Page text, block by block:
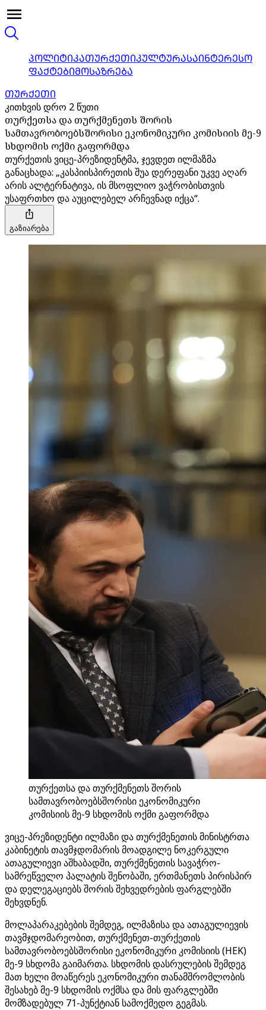
ᲞᲝᲚᲘᲢᲘᲙᲐᲗᲣᲠᲥᲔᲗᲘᲙᲣᲚᲢᲣᲠᲐᲡᲐᲘᲜᲢᲔᲠᲔᲡᲝ
ᲤᲐᲥᲢᲔᲑᲘᲛᲝᲡᲐᲖᲠᲔᲑᲐ
ᲗᲣᲠᲥᲔᲗᲘ
კითხვის დრო 2 წუთი
თურქეთსა და თურქმენეთს შორის
სამთავრობოებსშორისი ეკონომიკური კომისიის მე-9
სხდომის ოქმი გაფორმდა
თურქეთის ვიცე-პრეზიდენტმა, ჯევდეთ ილმაზმა
განაცხადა: „კასპიისპირეთის შუა დერეფანი უკვე აღარ
არის ალტერნატივა, ის მსოფლიო ვაჭრობისთვის
უსაფრთხო და აუცილებელ არჩევნად იქცა“.
გაზიარება
თურქეთსა და თურქმენეთს შორის
სამთავრობოებსშორისი ეკონომიკური
კომისიის მე-9 სხდომის ოქმი გაფორმდა
ვიცე-პრეზიდენტი ილმაზი და თურქმენეთის მინისტრთა
კაბინეტის თავმჯდომარის მოადგილე ნოკერგული
ათაგულიევი აშხაბადში, თურქმენეთის სავაჭრო-
სამრეწველო პალატის შენობაში, ერთმანეთს პირისპირ
და დელეგაციებს შორის შეხვედრების ფარგლებში
შეხვდნენ.
მოლაპარაკებების შემდეგ, ილმაზისა და ათაგულიევის
თავმჯდომარეობით, თურქმენეთ-თურქეთის
სამთავრობოებსშორისი ეკონომიკური კომისიის (HEK)
მე-9 სხდომა გაიმართა. სხდომის დასრულების შემდეგ
მათ ხელი მოაწერეს ეკონომიკური თანამშრომლობის
შესახებ მე-9 სხდომის ოქმსა და მის ფარგლებში
მომზადებულ 71-პუნქტიან სამოქმედო გეგმას.